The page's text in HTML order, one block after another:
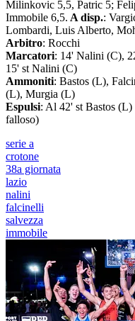
Milinkovic 5,5, Patric 5;
Immobile 6,5. A disp.:
Lombardi, Luis Alberto,
Arbitro: Rocchi
Marcatori: 14' Nalini (C),
15' st Nalini (C)
Ammoniti: Bastos (L),
(L), Murgia (L)
Espulsi: Al 42' st Bastos
falloso)
serie a
crotone
38a giornata
lazio
nalini
falcinelli
salvezza
immobile